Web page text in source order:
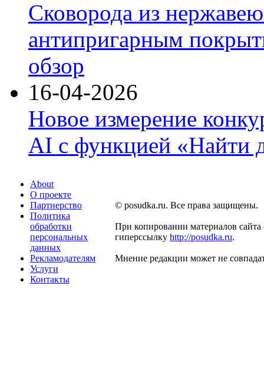
Сковорода из
антипригарным
обзор
16-04-2026
Новое измерение
AI с функцией «Найти
About
О проекте
Партнерство
Политика
обработки
персональных
данных
Рекламодателям
Услуги
Контакты
© posudka.ru. Все права защищены.
При копировании материалов сайта
гиперссылку http://posudka.ru.
Мнение редакции может не